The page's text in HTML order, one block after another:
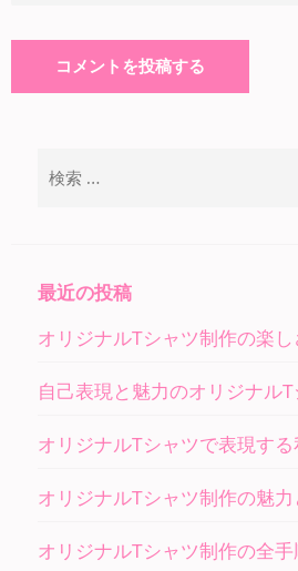
最近の投稿
オリジナルTシャツ制作の楽
自己表現と魅力のオリジナル
オリジナルTシャツで表現す
オリジナルTシャツ制作の魅力
オリジナルTシャツ制作の全手